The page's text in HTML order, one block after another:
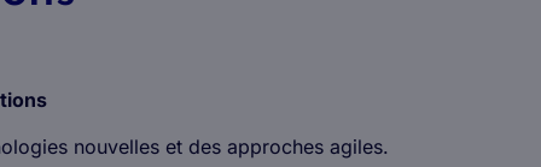
nouvelles et des approches agiles.